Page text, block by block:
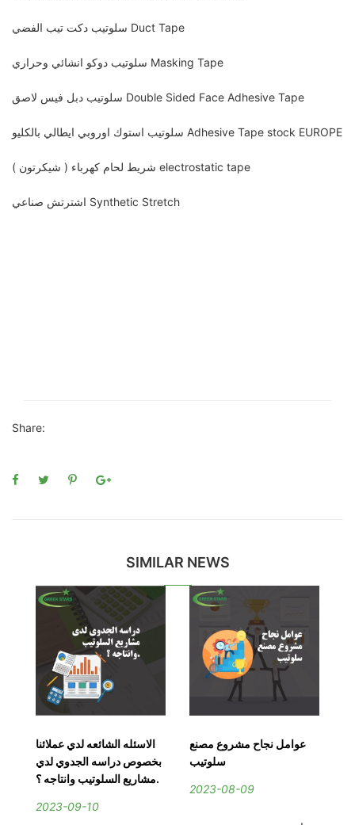
سلوتيب دكت تيب الفضي Duct Tape
سلوتيب دوكو انشائي وحراري Masking Tape
سلوتيب دبل فيس لاصق Double Sided Face Adhesive Tape
سلوتيب استوك اوروبي ايطالي بالكليو Adhesive Tape stock EUROPE
شريط لحام كهرباء ( شيكرتون ) electrostatic tape
اشترتش صناعي Synthetic Stretch
Share:
SIMILAR NEWS
الاسئله الشائعه لدي عملائنا
بخصوص دراسه الجدوي لدي
مشاريع السلوتيب وانتاجه ؟.
2023-09-10
عوامل نجاح مشروع مصنع
سلوتيب
2023-08-09